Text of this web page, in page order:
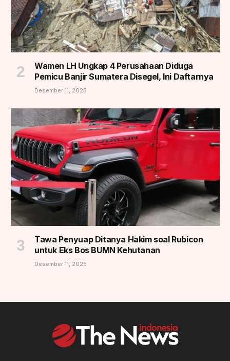
Wamen LH Ungkap 4 Perusahaan Diduga
Pemicu Banjir Sumatera Disegel, Ini Daftarnya
Desember 11, 2025
Tawa Penyuap Ditanya Hakim soal Rubicon
untuk Eks Bos BUMN Kehutanan
Desember 11, 2025